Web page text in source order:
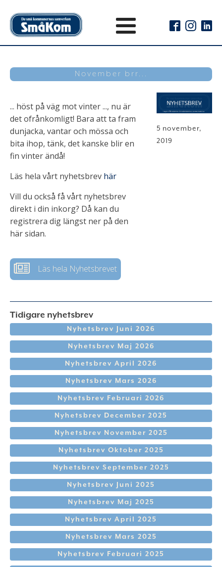
November brr...
... höst på väg mot vinter ..., nu är
det ofrånkomligt! Bara att ta fram
dunjacka, vantar och mössa och
bita ihop, tänk, det kanske blir en
fin vinter ändå!
Läs hela vårt nyhetsbrev här
Vill du också få vårt nyhetsbrev
direkt i din inkorg? Då kan du
registrera dig längst ner på den
här sidan.
Läs hela Nyhetsbrevet
5 november,
2019
Tidigare nyhetsbrev
Nyhetsbrev Juni 2026
Nyhetsbrev Maj 2026
Nyhetsbrev April 2026
Nyhetsbrev Mars 2026
Nyhetsbrev Februari 2026
Nyhetsbrev December 2025
Nyhetsbrev November 2025
Nyhetsbrev Oktober 2025
Nyhetsbrev September 2025
Nyhetsbrev Juni 2025
Nyhetsbrev Maj 2025
Nyhetsbrev April 2025
Nyhetsbrev Mars 2025
Nyhetsbrev Februari 2025